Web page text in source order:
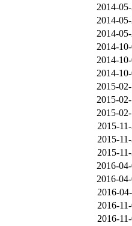
2014-
2014-
2014-
2014-
2014-
2014-
2015-
2015-
2015-
2015-
2015-
2015-
2016-
2016-
2016-
2016-
2016-